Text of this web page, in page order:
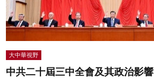
大中華視野
中共二十屆三中全會及其政治影響